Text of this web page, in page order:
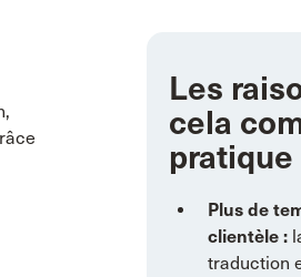
Les
cela
pratique
Plus de
clientèle :
traduction